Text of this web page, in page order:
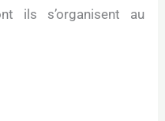
ils s’organisent au